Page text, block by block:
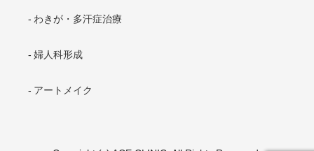
わきが・多汗症治療
婦人科形成
アートメイク